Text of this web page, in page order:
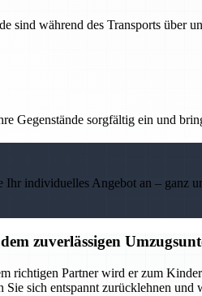
sind während des Transports über
Gegenstände sorgfältig ein und
Ihr individuelles Angebot an – ganz
zuverlässigen
richtigen Partner wird er zum
sich entspannt zurücklehnen und